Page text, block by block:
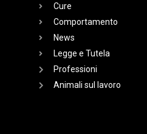
Cure
Comportamento
News
Legge e Tutela
Professioni
Animali sul lavoro